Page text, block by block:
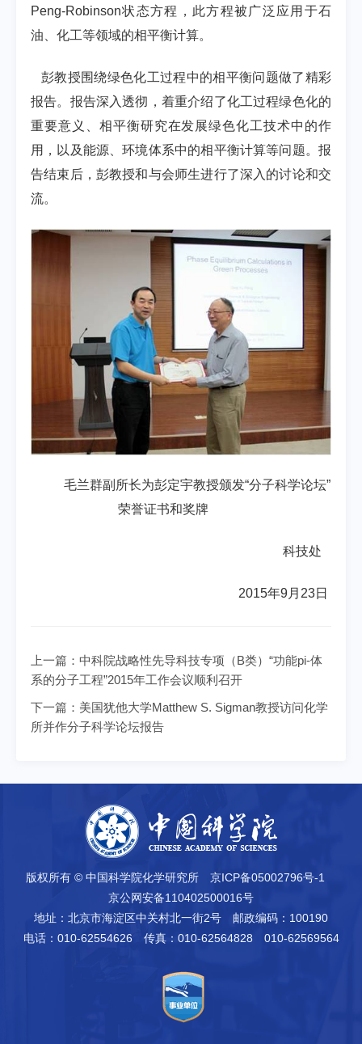
Peng-Robinson状态方程，此方程被广泛应用于石
油、化工等领域的相平衡计算。
彭教授围绕绿色化工过程中的相平衡问题做了精彩
报告。报告深入透彻，着重介绍了化工过程绿色化的
重要意义、相平衡研究在发展绿色化工技术中的作
用，以及能源、环境体系中的相平衡计算等问题。报
告结束后，彭教授和与会师生进行了深入的讨论和交
流。
毛兰群副所长为彭定宇教授颁发“分子科学论坛”
荣誉证书和奖牌
科技处
2015年9月 23日
上一篇： 中科院战略性先导科技专项（B类）“功能pi-体
系的分子工程”2015年工作会议顺利召开
下一篇： 美国犹他大学Matthew S. Sigman教授访问化学
所并作分子科学论坛报告
版权所有 © 中国科学院化学研究所
京ICP备05002796号-1
京公网安备110402500016号
地址：北京市海淀区中关村北一街2号
邮政编码：100190
电话：010-62554626
传真：010-62564828 010-62569564